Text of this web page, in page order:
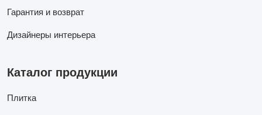
Гарантия и возврат
Дизайнеры интерьера
Каталог продукции
Плитка